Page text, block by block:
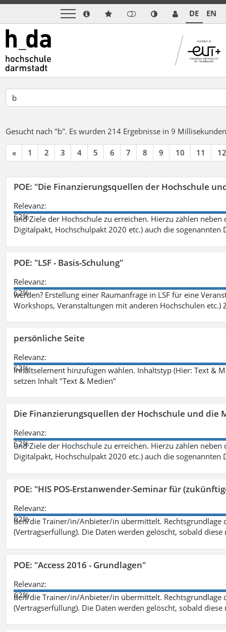
DE EN
Gesucht nach "b". Es wurden 214 Ergebnisse in 9
« 1 2 3 4 5 6 7 8 9 10 11 12
POE: "Die Finanzierungsquellen der Hochschule
Relevanz:
62%
und Ziele der Hochschule zu erreichen. Hierzu zählen
Digitalpakt, Hochschulpakt 2020 etc.) auch die
POE: "LSF - Basis-Schulung"
Relevanz:
62%
werden? Erstellung einer Raumanfrage in LSF für eine
Workshops, Veranstaltungen mit anderen Hochschulen etc.)
persönliche Seite
Relevanz:
62%
Inhaltselement hinzufügen wählen. Inhaltstyp (Hier: Text &
setzen Inhalt "Text & Medien"
Die Finanzierungsquellen der Hochschule und die
Relevanz:
62%
und Ziele der Hochschule zu erreichen. Hierzu zählen
Digitalpakt, Hochschulpakt 2020 etc.) auch die
POE: "HIS POS-Erstanwender-Seminar für
Relevanz:
62%
den/die Trainer/in/Anbieter/in übermittelt. Rechtsgrundlage
(Vertragserfüllung). Die Daten werden gelöscht, sobald
POE: "Access 2016 - Grundlagen"
Relevanz:
62%
den/die Trainer/in/Anbieter/in übermittelt. Rechtsgrundlage
(Vertragserfüllung). Die Daten werden gelöscht, sobald